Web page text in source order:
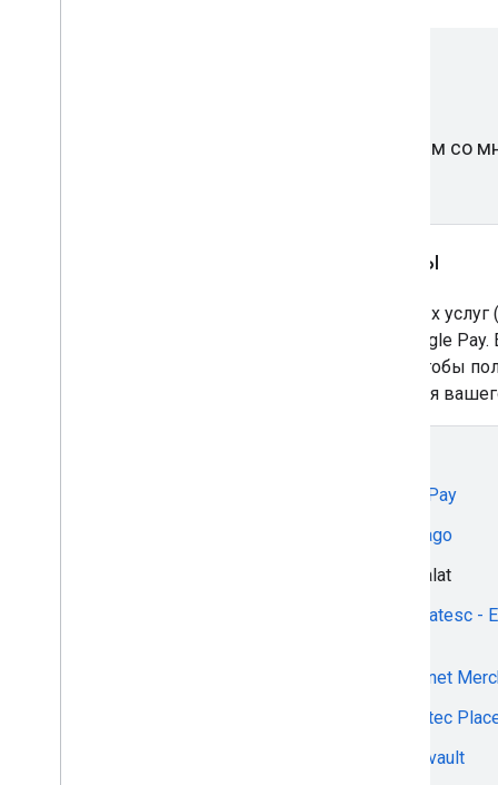
Мы сотрудничаем со
Торговцы
Обратитесь к своему поставщику платежных
узнать о возможности использования Google
, чтобы
услуга станет доступна для
EpicPay
Espago
Etisalat
EuPlatesc -
Euronet
Evertec
Evervault